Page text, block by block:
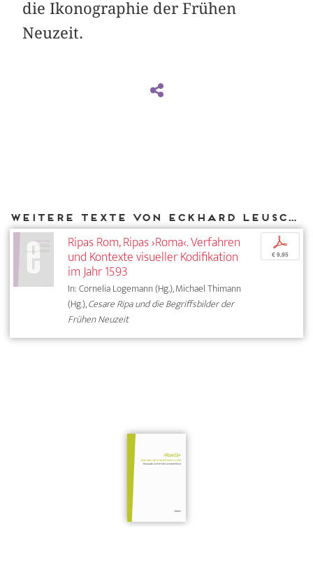
die Ikonographie der Frühen
Neuzeit.
Weitere Texte von Eckhard Leuschner bei DIAPHANES
Ripas Rom, Ripas ›Roma‹. Verfahren
und Kontexte visueller Kodifikation
im Jahr 1593
In: Cornelia Logemann (Hg.), Michael Thimann
(Hg.),Cesare Ripa und die Begriffsbilder der
Frühen Neuzeit
p
€ 9,95